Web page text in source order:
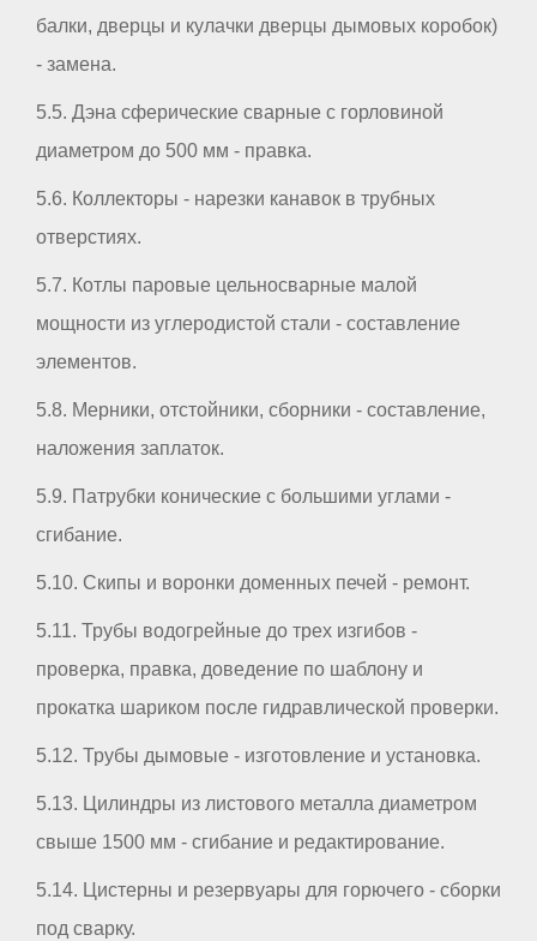
балки, дверцы и кулачки дверцы дымовых коробок)
- замена.
5.5. Дэна сферические сварные с горловиной
диаметром до 500 мм - правка.
5.6. Коллекторы - нарезки канавок в трубных
отверстиях.
5.7. Котлы паровые цельносварные малой
мощности из углеродистой стали - составление
элементов.
5.8. Мерники, отстойники, сборники - составление,
наложения заплаток.
5.9. Патрубки конические с большими углами -
сгибание.
5.10. Скипы и воронки доменных печей - ремонт.
5.11. Трубы водогрейные до трех изгибов -
проверка, правка, доведение по шаблону и
прокатка шариком после гидравлической проверки.
5.12. Трубы дымовые - изготовление и установка.
5.13. Цилиндры из листового металла диаметром
свыше 1500 мм - сгибание и редактирование.
5.14. Цистерны и резервуары для горючего - сборки
под сварку.